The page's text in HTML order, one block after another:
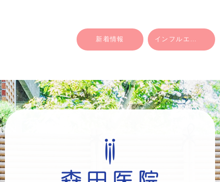
新着情報 インフルエンザの予防接種をおこなっております。